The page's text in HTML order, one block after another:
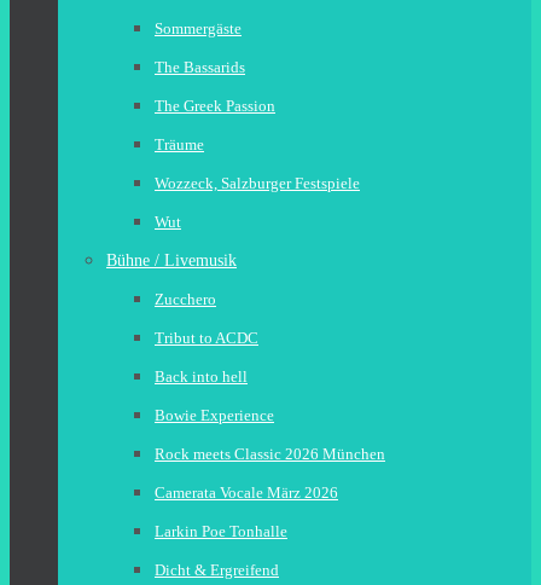
Sommergäste
The Bassarids
The Greek Passion
Träume
Wozzeck, Salzburger Festspiele
Wut
Bühne / Livemusik
Zucchero
Tribut to ACDC
Back into hell
Bowie Experience
Rock meets Classic 2026 München
Camerata Vocale März 2026
Larkin Poe Tonhalle
Dicht & Ergreifend